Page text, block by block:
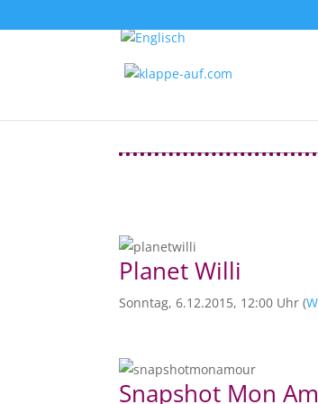
Planet Willi
Sonntag, 6.12.2015, 12:00 Uhr (
Snapshot Mon